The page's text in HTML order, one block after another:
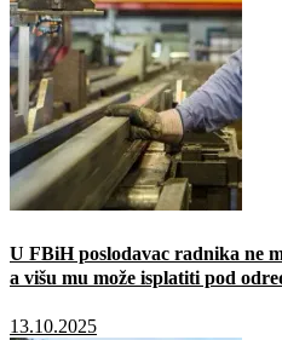
U FBiH poslodavac radnika ne
a višu mu može isplatiti pod
13.10.2025